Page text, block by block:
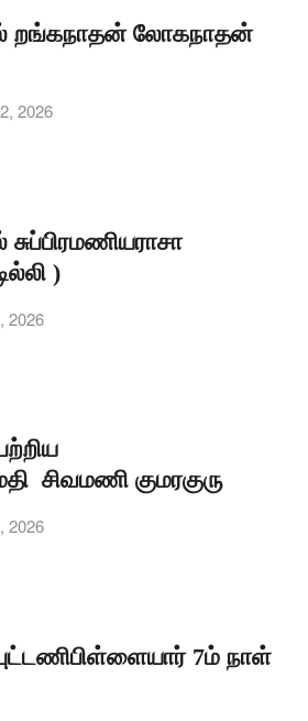
றங்கநாதன் லோகநாதன்
2026
)
2026
சிவமணி குமரகுரு
2026
7ம் நாள்